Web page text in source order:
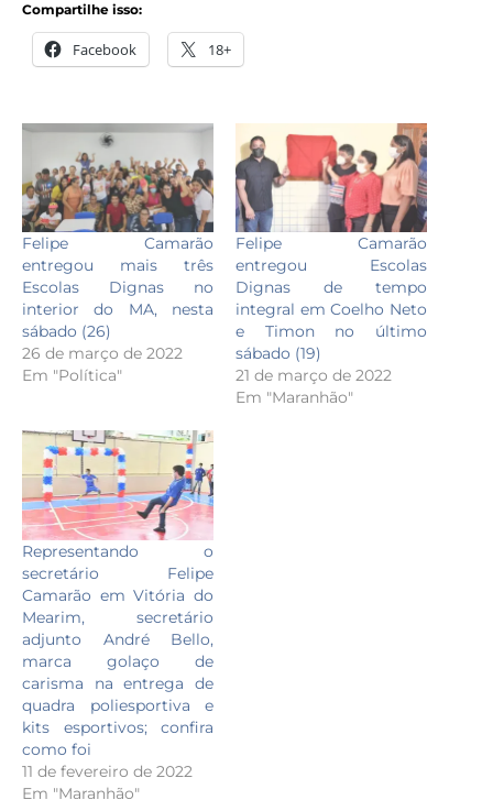
Compartilhe isso:
Facebook 18+
Felipe Camarão
entregou mais três
Escolas Dignas no
interior do MA, nesta
sábado (26)
26 de março de 2022
Em "Política"
Felipe Camarão
entregou Escolas
Dignas de tempo
integral em Coelho Neto
e Timon no último
sábado (19)
21 de março de 2022
Em "Maranhão"
Representando o
secretário Felipe
Camarão em Vitória do
Mearim, secretário
adjunto André Bello,
marca golaço de
carisma na entrega de
quadra poliesportiva e
kits esportivos; confira
como foi
11 de fevereiro de 2022
Em "Maranhão"